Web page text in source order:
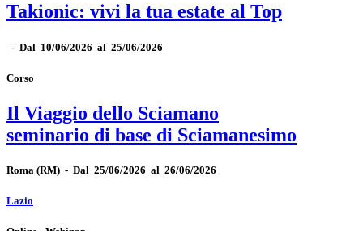
Takionic: vivi la tua estate al Top
- Dal 10/06/2026 al 25/06/2026
Corso
Il Viaggio dello Sciamano
seminario di base di Sciamanesimo
Roma (RM) - Dal 25/06/2026 al 26/06/2026
Lazio